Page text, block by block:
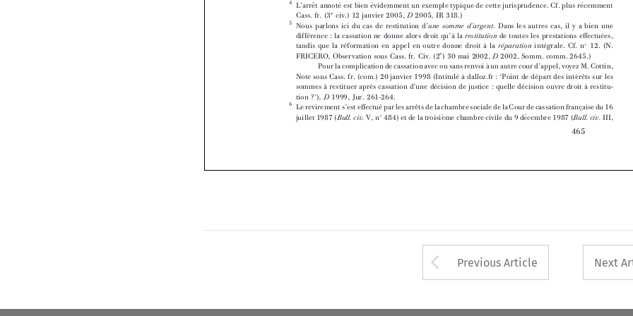
 
 
 
 
 
  
   

 
   
 

 
    
  
 





 
 
 
 



 
 
 
 


 
 
 
  
   
 
   

FRICERO, Observation  sous  Cass. fr.  Civ. (2e)  30  mai  2002, D 2002, Somm.  comm. 2645.)
Pour la complication de cassation avec ou sans renvoi a
Note sous Cass. fr. (com.) 20 janvier 1998 (Intitule
dalloz.fr : ‘Point de de part des inte
ts sur les
cision  de  justice  :  quelle  de
restitu-
tion  ?’), D 1999, Jur.  261-264.
6 Le revirement s’est effectue ́par les arreˆts de la chambre sociale de la Cour de cassation franc ̧aise du 16
juillet 1987 ( Bull. civ. V, n 484) et de la troisie` me chambre civile du 9 de ́cembre 1987 ( Bull. civ.III,
465
Arrow button used
Previous Article Next